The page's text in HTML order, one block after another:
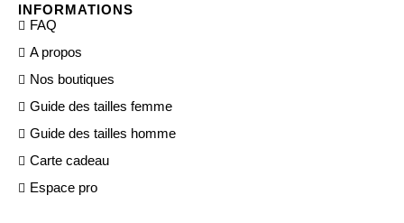
INFORMATIONS
FAQ
A propos
Nos boutiques
Guide des tailles femme
Guide des tailles homme
Carte cadeau
Espace pro